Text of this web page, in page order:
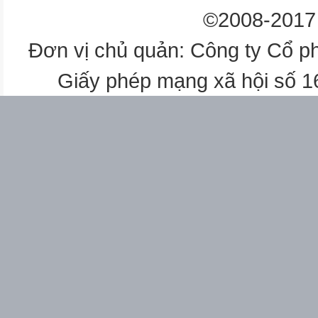
=> Trong văn nghị luận việc
luận điểm là quan trọng nhất
Hoạt động của GV và HS
©2008-
Đơn vị chủ quản: Công ty Cổ
Giấy phép mạng xã hội số